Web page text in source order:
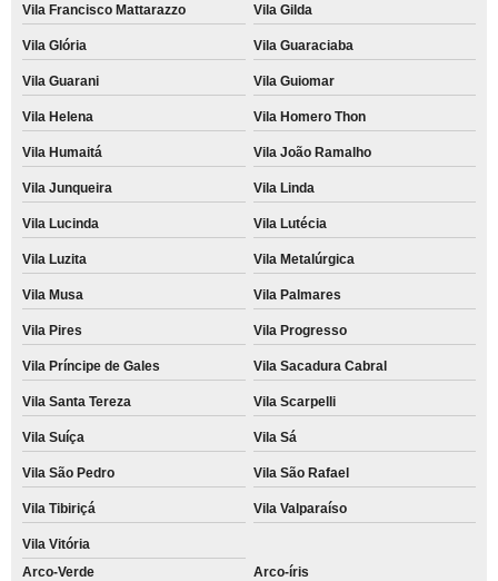
Vila Francisco Mattarazzo Vila Gilda
Vila Glória Vila Guaraciaba
Vila Guarani Vila Guiomar
Vila Helena Vila Homero Thon
Vila Humaitá Vila João Ramalho
Vila Junqueira Vila Linda
Vila Lucinda Vila Lutécia
Vila Luzita Vila Metalúrgica
Vila Musa Vila Palmares
Vila Pires Vila Progresso
Vila Príncipe de Gales Vila Sacadura Cabral
Vila Santa Tereza Vila Scarpelli
Vila Suíça Vila Sá
Vila São Pedro Vila São Rafael
Vila Tibiriçá Vila Valparaíso
Vila Vitória
Arco-Verde
Arco-íris